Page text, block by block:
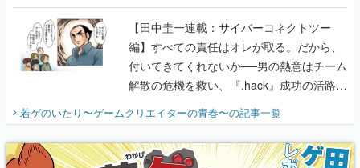
に行って、より理解を深めよう【PR】
【田中圭一連載：サイバーコネクトツー
編】すべての責任はオレが取る。だから、
付いてきてくれないか──男の熱意はチーム
解散の危機を救い、『.hack』成功の活路を
開く。業界の快男児・松山 洋に流れる血は
『少年ジャンプ』色だった【若ゲのいた
り】
若ゲのいたり〜ゲームクリエイターの青春〜の記事一覧